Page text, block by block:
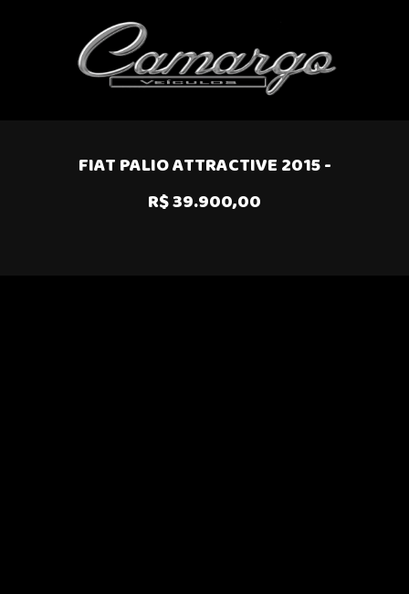
FIAT PALIO ATTRACTIVE 2015 -
R$ 39.900,00